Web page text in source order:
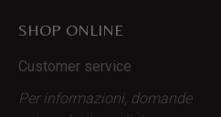
SHOP ONLINE
Customer service
Per informazioni, domande